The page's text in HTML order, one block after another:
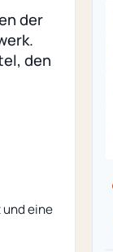
der
den
eine